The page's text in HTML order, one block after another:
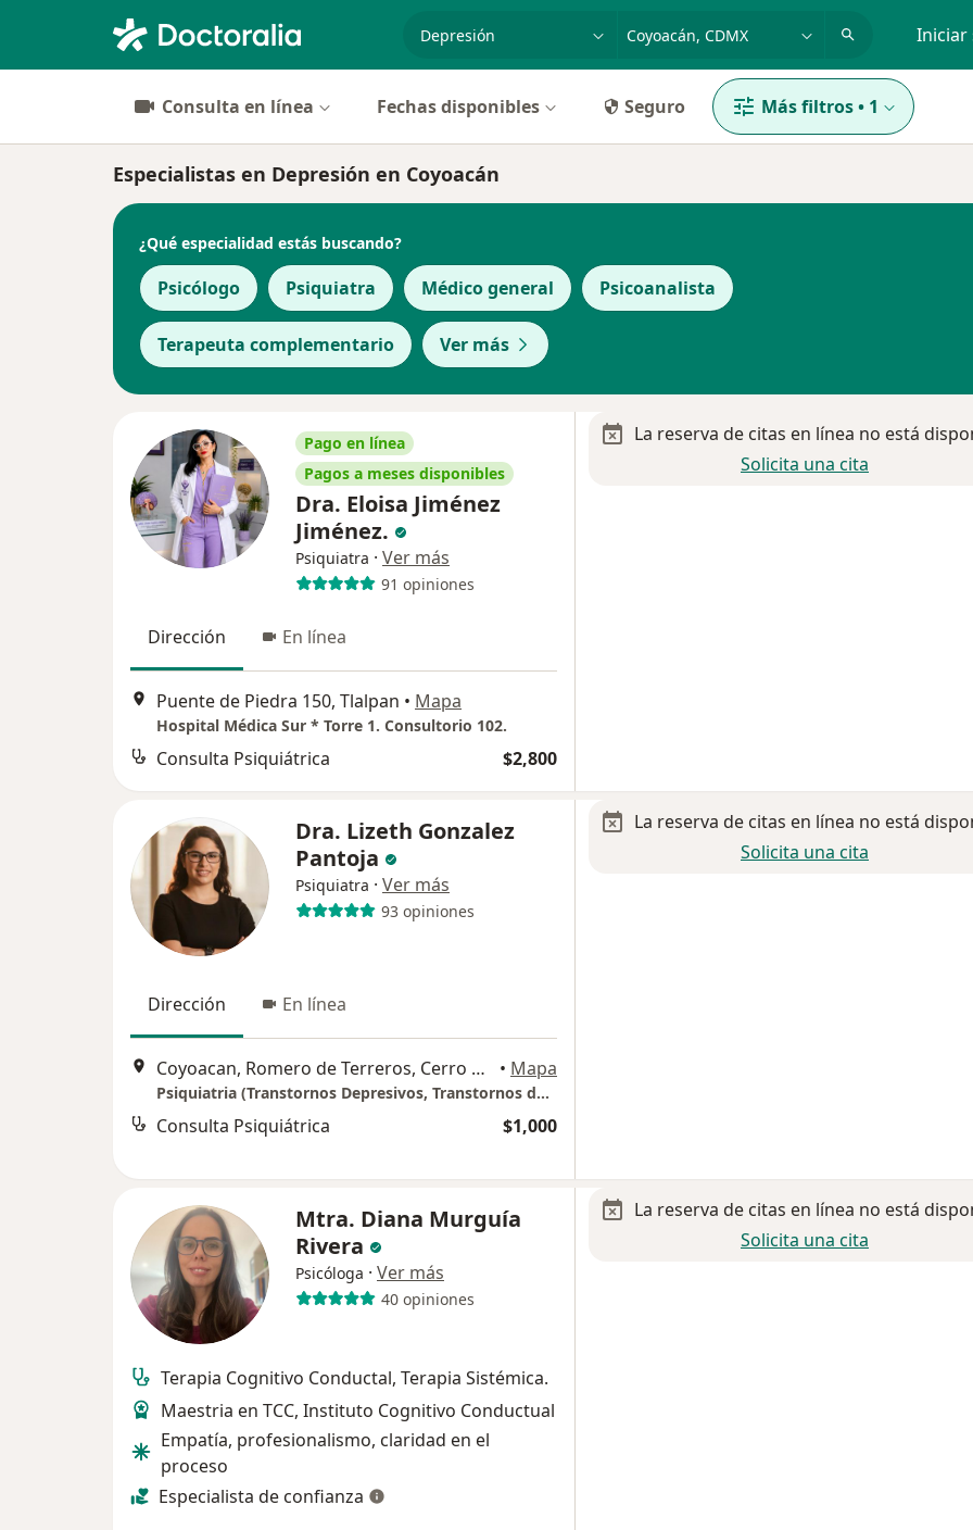
especialidad, enfermedad o nombre
p. ej. Guadalajara Iniciar
Consulta en línea Fechas disponibles Seguro Más filtros• 1
Especialistas en Depresión en Coyoacán
¿Qué especialidad estás buscando?
Psicólogo Psiquiatra Médico general Psicoanalista
Terapeuta complementario Ver más
Pago en línea
Pagos a meses disponibles
Dra. Eloisa Jiménez
Jiménez.
Psiquiatra · Ver más
91 opiniones
Dirección En línea
Puente de Piedra 150, Tlalpan • Mapa
Hospital Médica Sur * Torre 1. Consultorio 102.
Consulta Psiquiátrica $2,800
La reserva de citas en línea no está
Solicita una cita
Dra. Lizeth Gonzalez
Pantoja
Psiquiatra · Ver más
93 opiniones
Dirección En línea
Coyoacan, Romero de Terreros, Cerro del Agua #53, Ciudad de México • Mapa
Psiquiatria (Transtornos Depresivos, Transtornos de Ansiedad y Psicoterapia)
Consulta Psiquiátrica $1,000
La reserva de citas en línea no está
Solicita una cita
Mtra. Diana Murguía
Rivera
Psicóloga · Ver más
40 opiniones
Terapia Cognitivo Conductal, Terapia Sistémica.
Maestria en TCC, Instituto Cognitivo Conductual
Empatía, profesionalismo, claridad en el
proceso
Especialista de confianza
La reserva de citas en línea no está
Solicita una cita